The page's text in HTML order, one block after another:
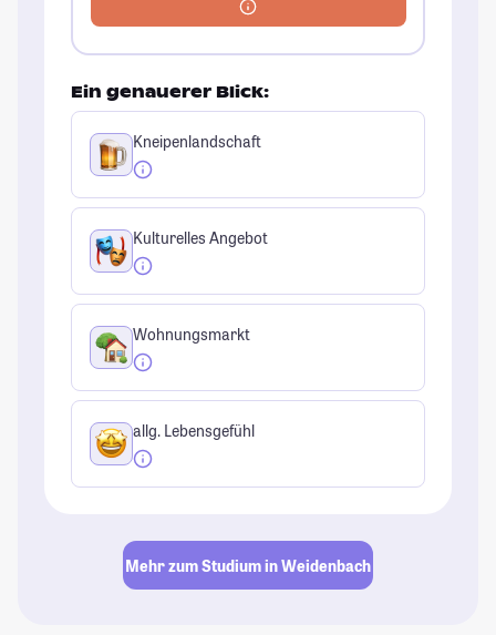
Ein genauerer Blick:
Kneipenlandschaft
Kulturelles Angebot
Wohnungsmarkt
allg. Lebensgefühl
Mehr zum Studium in Weidenbach